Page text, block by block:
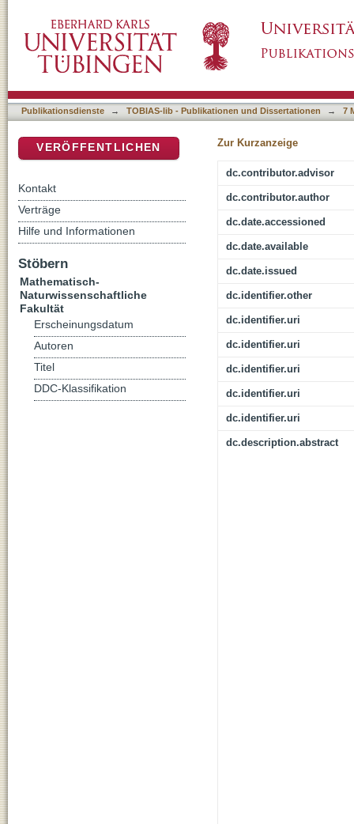
Patterns in Arabidopsis thaliana
Publikationsdienste → TOBIAS-lib - Publikationen und Dissertationen → 7
Zur Kurzanzeige
dc.contributor.advisor
dc.contributor.author
dc.date.accessioned
dc.date.available
dc.date.issued
dc.identifier.other
dc.identifier.uri
dc.identifier.uri
dc.identifier.uri
dc.identifier.uri
dc.identifier.uri
dc.description.abstract
VERÖFFENTLICHEN
Kontakt
Verträge
Hilfe und Informationen
Stöbern
Mathematisch-
Naturwissenschaftliche
Fakultät
Erscheinungsdatum
Autoren
Titel
DDC-Klassifikation